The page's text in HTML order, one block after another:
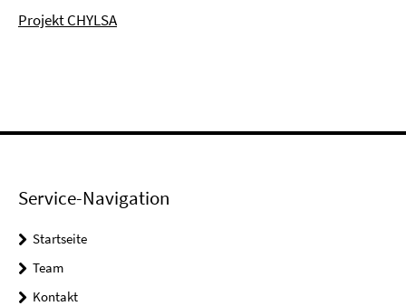
Projekt CHYLSA
Service-Navigation
Startseite
Team
Kontakt